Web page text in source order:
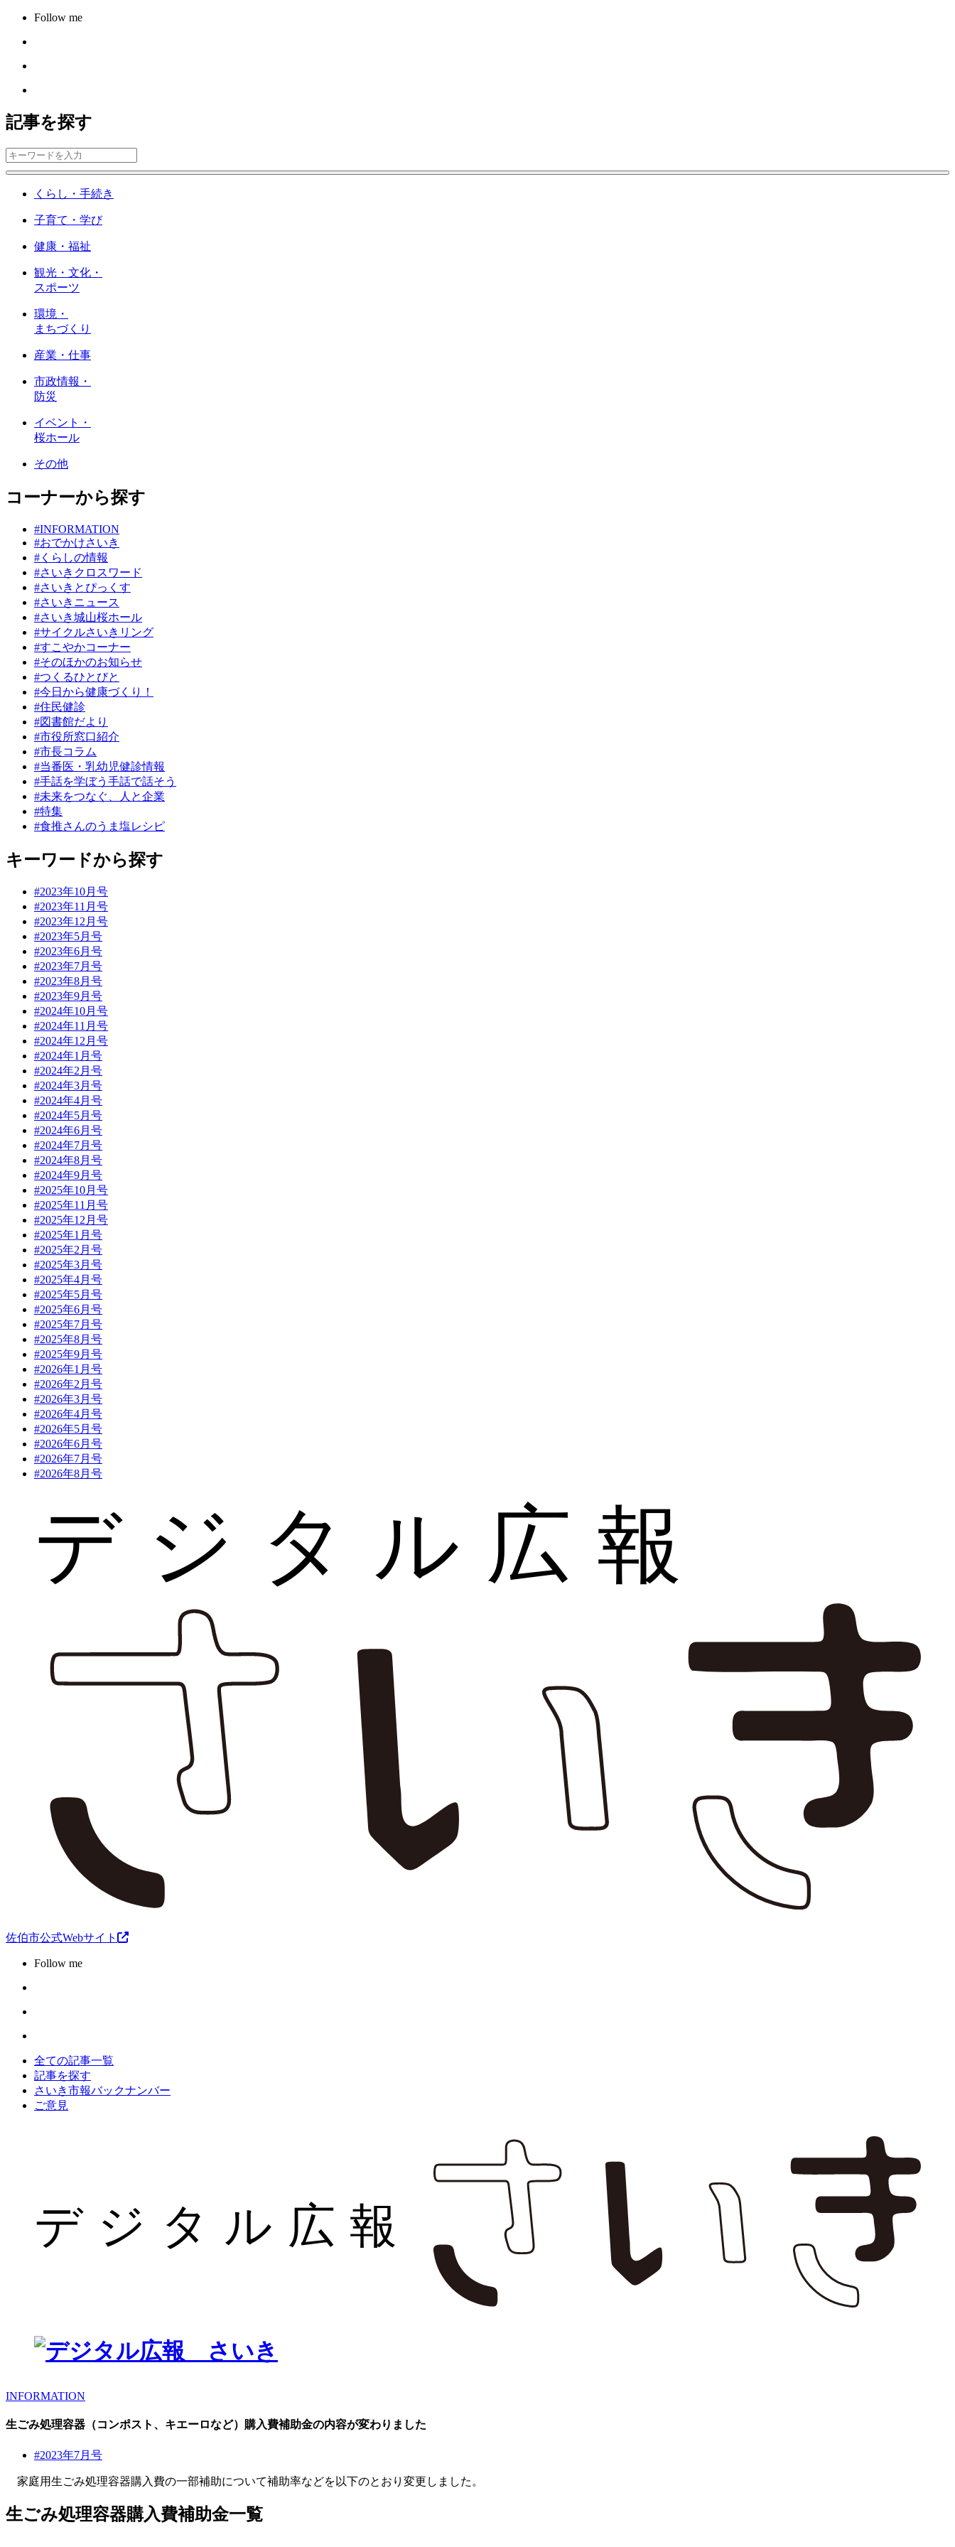
Follow me
記事を探す
くらし・手続き
子育て・学び
健康・福祉
観光・文化・
スポーツ
環境・
まちづくり
産業・仕事
市政情報・
防災
イベント・
桜ホール
その他
コーナーから探す
#INFORMATION
#おでかけさいき
#くらしの情報
#さいきクロスワード
#さいきとぴっくす
#さいきニュース
#さいき城山桜ホール
#サイクルさいきリング
#すこやかコーナー
#そのほかのお知らせ
#つくるひとびと
#今日から健康づくり！
#住民健診
#図書館だより
#市役所窓口紹介
#市長コラム
#当番医・乳幼児健診情報
#手話を学ぼう手話で話そう
#未来をつなぐ、人と企業
#特集
#食推さんのうま塩レシピ
キーワードから探す
#2023年10月号
#2023年11月号
#2023年12月号
#2023年5月号
#2023年6月号
#2023年7月号
#2023年8月号
#2023年9月号
#2024年10月号
#2024年11月号
#2024年12月号
#2024年1月号
#2024年2月号
#2024年3月号
#2024年4月号
#2024年5月号
#2024年6月号
#2024年7月号
#2024年8月号
#2024年9月号
#2025年10月号
#2025年11月号
#2025年12月号
#2025年1月号
#2025年2月号
#2025年3月号
#2025年4月号
#2025年5月号
#2025年6月号
#2025年7月号
#2025年8月号
#2025年9月号
#2026年1月号
#2026年2月号
#2026年3月号
#2026年4月号
#2026年5月号
#2026年6月号
#2026年7月号
#2026年8月号
佐伯市公式Webサイト
Follow me
全ての記事一覧
記事を探す
さいき市報バックナンバー
ご意見
INFORMATION
生ごみ処理容器（コンポスト、キエーロなど）購入費補助金の内容が変わりました
#2023年7月号
家庭用生ごみ処理容器購入費の一部補助について補助率などを以下のとおり変更しました。
生ごみ処理容器購入費補助金一覧